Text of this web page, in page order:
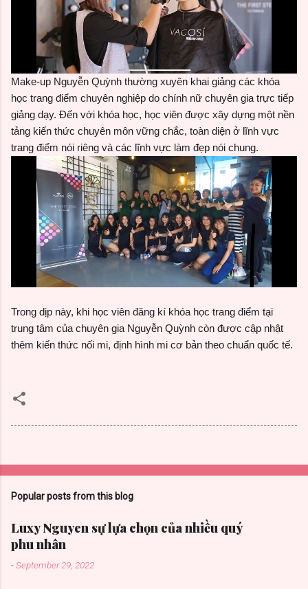
Make-up Nguyễn Quỳnh thường xuyên khai giảng các khóa
học trang điểm chuyên nghiệp do chính nữ chuyên gia trực tiếp
giảng dạy. Đến với khóa học, học viên được xây dựng một nền
tảng kiến thức chuyên môn vững chắc, toàn diện ở lĩnh vực
trang điểm nói riêng và các lĩnh vực làm đẹp nói chung.
Trong dịp này, khi học viên đăng kí khóa học trang điểm tại
trung tâm của chuyên gia Nguyễn Quỳnh còn được cập nhật
thêm kiến thức nối mi, định hình mi cơ bản theo chuẩn quốc tế.
Popular posts from this blog
Luxy Nguyen sự lựa chọn của nhiều quý
phu nhân
-September 29, 2022